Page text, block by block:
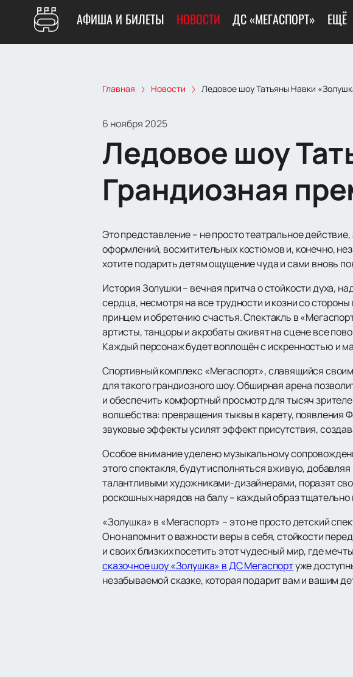
АФИША И БИЛЕТЫ НОВОСТИ ДС «МЕГАСПОРТ» ЕЩЁ
Главная Новости Ледовое шоу Татьяны Навки
6 ноября 2025
Ледовое шоу
Грандиозная
Это представление – не просто театральное
оформлений, восхитительных костюмов и, конечно,
хотите подарить детям ощущение чуда и сами вновь
История Золушки – вечная притча о стойкости духа,
сердца, несмотря на все трудности и козни со
принцем и обретению счастья. Спектакль в
артисты, танцоры и акробаты оживят на сцене все
Каждый персонаж будет воплощён с искренностью и
Спортивный комплекс «Мегаспорт», славящийся
для такого грандиозного шоу. Обширная арена
и обеспечить комфортный просмотр для тысяч
волшебства: превращения тыквы в карету, появления
звуковые эффекты усилят эффект присутствия,
Особое внимание уделено музыкальному
этого спектакля, будут исполняться вживую,
талантливыми художниками-дизайнерами, поразят
роскошных нарядов на балу – каждый образ
«Золушка» в «Мегаспорт» – это не просто детский
Оно напомнит о важности веры в себя, стойкости
и своих близких посетить этот чудесный мир, где
сказочное шоу «Золушка» в ДС Мегаспортуже
незабываемой сказке, которая подарит вам и вашим